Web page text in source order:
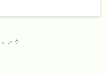
ンク